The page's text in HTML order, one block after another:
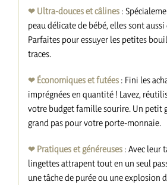
❤︎ Ultra-douces et câlines:
peau délicate de bébé, elles sont aussi
Parfaites pour essuyer les petites
traces.
❤︎ Économiques et futées: Fini les
imprégnées en quantité ! Lavez,
votre budget famille sourire. Un petit
grand pas pour votre porte-monnaie.
❤︎ Pratiques et généreuses: Avec leur
lingettes attrapent tout en un seul
une tâche de purée ou une explosion